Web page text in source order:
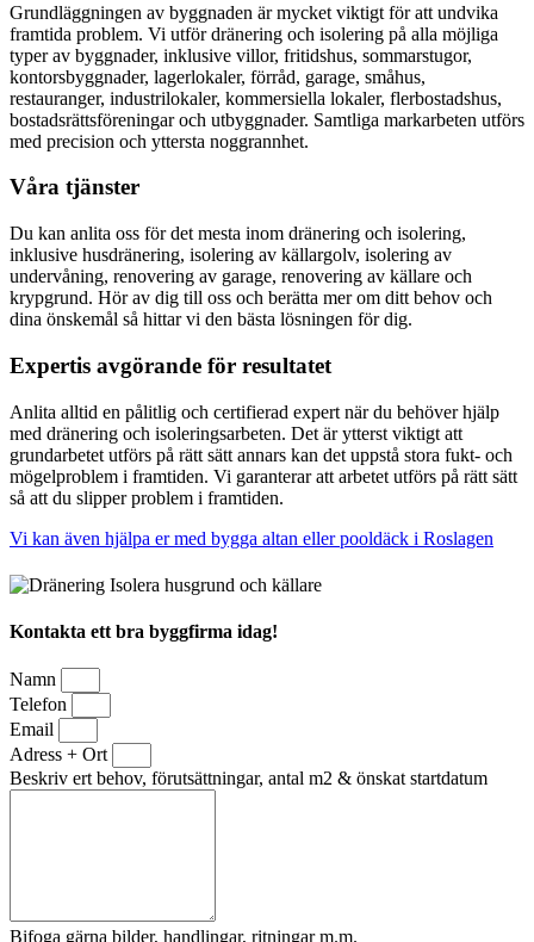
Grundläggningen av byggnaden är mycket viktigt för att undvika
framtida problem. Vi utför dränering och isolering på alla möjliga
typer av byggnader, inklusive villor, fritidshus, sommarstugor,
kontorsbyggnader, lagerlokaler, förråd, garage, småhus,
restauranger, industrilokaler, kommersiella lokaler, flerbostadshus,
bostadsrättsföreningar och utbyggnader. Samtliga markarbeten utförs
med precision och yttersta noggrannhet.
Våra tjänster
Du kan anlita oss för det mesta inom dränering och isolering,
inklusive husdränering, isolering av källargolv, isolering av
undervåning, renovering av garage, renovering av källare och
krypgrund. Hör av dig till oss och berätta mer om ditt behov och
dina önskemål så hittar vi den bästa lösningen för dig.
Expertis avgörande för resultatet
Anlita alltid en pålitlig och certifierad expert när du behöver hjälp
med dränering och isoleringsarbeten. Det är ytterst viktigt att
grundarbetet utförs på rätt sätt annars kan det uppstå stora fukt- och
mögelproblem i framtiden. Vi garanterar att arbetet utförs på rätt sätt
så att du slipper problem i framtiden.
Vi kan även hjälpa er med bygga altan eller pooldäck i Roslagen
Kontakta ett bra byggfirma idag!
Namn
Telefon
Email
Adress + Ort
Beskriv ert behov, förutsättningar, antal m2 & önskat startdatum
Bifoga gärna bilder, handlingar, ritningar m.m.